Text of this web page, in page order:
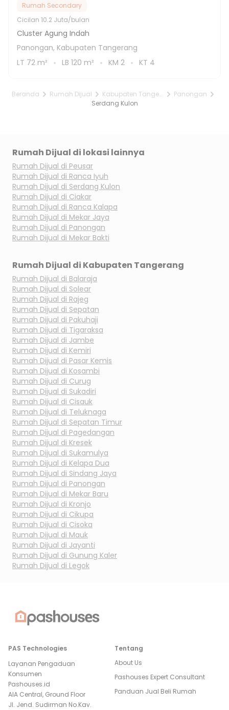
Rumah Secondary
Cicilan 10.2 Juta/bulan
Cluster Agung Indah
Panongan, Kabupaten Tangerang
LT 72 m² LB 120 m² KM 2 KT 4
Beranda Rumah Dijual Kabupaten Tangerang
Panongan
Serdang Kulon
Rumah Dijual di lokasi lainnya
Rumah Dijual di Peusar
Rumah Dijual di Ranca Iyuh
Rumah Dijual di Serdang Kulon
Rumah Dijual di Ciakar
Rumah Dijual di Ranca Kalapa
Rumah Dijual di Mekar Jaya
Rumah Dijual di Panongan
Rumah Dijual di Mekar Bakti
Rumah Dijual di Kabupaten Tangerang
Rumah Dijual di Balaraja
Rumah Dijual di Solear
Rumah Dijual di Rajeg
Rumah Dijual di Sepatan
Rumah Dijual di Pakuhaji
Rumah Dijual di Tigaraksa
Rumah Dijual di Jambe
Rumah Dijual di Kemiri
Rumah Dijual di Pasar Kemis
Rumah Dijual di Kosambi
Rumah Dijual di Curug
Rumah Dijual di Sukadiri
Rumah Dijual di Cisauk
Rumah Dijual di Teluknaga
Rumah Dijual di Sepatan Timur
Rumah Dijual di Pagedangan
Rumah Dijual di Kresek
Rumah Dijual di Sukamulya
Rumah Dijual di Kelapa Dua
Rumah Dijual di Sindang Jaya
Rumah Dijual di Panongan
Rumah Dijual di Mekar Baru
Rumah Dijual di Kronjo
Rumah Dijual di Cikupa
Rumah Dijual di Cisoka
Rumah Dijual di Mauk
Rumah Dijual di Jayanti
Rumah Dijual di Gunung Kaler
Rumah Dijual di Legok
PAS Technologies
Layanan Pengaduan
Konsumen
Pashouses.id
AIA Central, Ground Floor
Jl. Jend. Sudirman No.Kav.
Tentang
About Us
Pashouses Expert Consultant
Panduan Jual Beli Rumah